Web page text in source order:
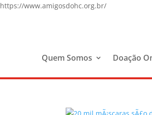
https://www.amigosdohc.org.br/
Quem Somos Doação